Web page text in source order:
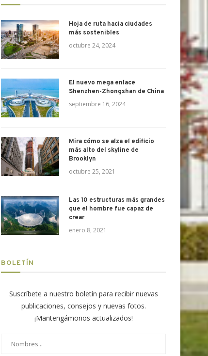
Hoja de ruta hacia ciudades
más sostenibles
octubre 24, 2024
El nuevo mega enlace
Shenzhen-Zhongshan de China
septiembre 16, 2024
Mira cómo se alza el edificio
más alto del skyline de
Brooklyn
octubre 25, 2021
Las 10 estructuras más grandes
que el hombre fue capaz de
crear
enero 8, 2021
BOLETÍN
Suscríbete a nuestro boletín para recibir nuevas
publicaciones, consejos y nuevas fotos.
¡Mantengámonos actualizados!